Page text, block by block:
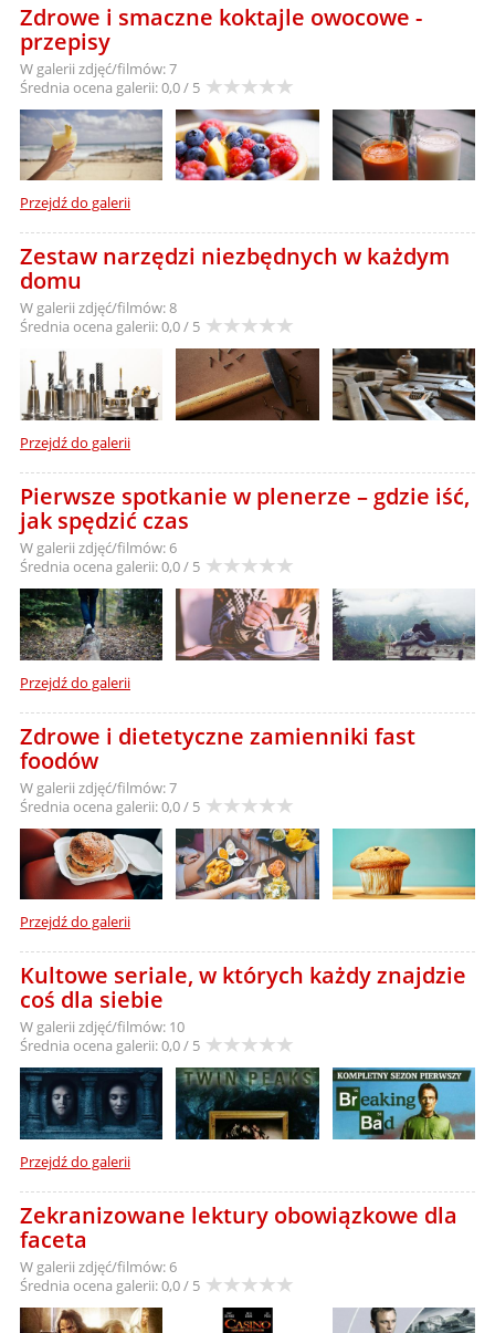
Zdrowe i smaczne koktajle owocowe -
przepisy
W galerii zdjęć/filmów: 7
Średnia ocena galerii:0,0 / 5
Przejdź do galerii
Zestaw narzędzi niezbędnych w każdym
domu
W galerii zdjęć/filmów: 8
Średnia ocena galerii:0,0 / 5
Przejdź do galerii
Pierwsze spotkanie w plenerze – gdzie iść,
jak spędzić czas
W galerii zdjęć/filmów: 6
Średnia ocena galerii:0,0 / 5
Przejdź do galerii
Zdrowe i dietetyczne zamienniki fast
foodów
W galerii zdjęć/filmów: 7
Średnia ocena galerii:0,0 / 5
Przejdź do galerii
Kultowe seriale, w których każdy znajdzie
coś dla siebie
W galerii zdjęć/filmów: 10
Średnia ocena galerii:0,0 / 5
Przejdź do galerii
Zekranizowane lektury obowiązkowe dla
faceta
W galerii zdjęć/filmów: 6
Średnia ocena galerii:0,0 / 5